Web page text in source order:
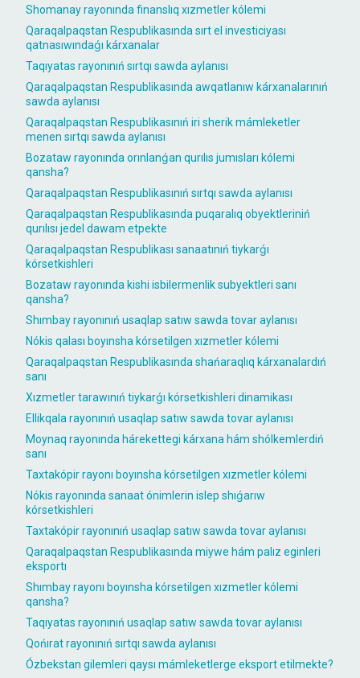
Shomanay rayonında finanslıq xızmetler kólemi
Qaraqalpaqstan Respublikasında sırt el investiciyası
qatnasıwındaǵı kárxanalar
Taqıyatas rayonınıń sırtqı sawda aylanısı
Qaraqalpaqstan Respublikasında awqatlanıw kárxanalarınıń
sawda aylanısı
Qaraqalpaqstan Respublikasınıń iri sherik mámleketler
menen sırtqı sawda aylanısı
Bozataw rayonında orınlanǵan qurılıs jumısları kólemi
qansha?
Qaraqalpaqstan Respublikasınıń sırtqı sawda aylanısı
Qaraqalpaqstan Respublikasında puqaralıq obyektleriniń
qurılısı jedel dawam etpekte
Qaraqalpaqstan Respublikası sanaatınıń tiykarǵı
kórsetkishleri
Bozataw rayonında kishi isbilermenlik subyektleri sanı
qansha?
Shımbay rayonınıń usaqlap satıw sawda tovar aylanısı
Nókis qalası boyınsha kórsetilgen xızmetler kólemi
Qaraqalpaqstan Respublikasında shańaraqlıq kárxanalardıń
sanı
Xızmetler tarawınıń tiykarǵı kórsetkishleri dinamikası
Ellikqala rayonınıń usaqlap satıw sawda tovar aylanısı
Moynaq rayonında hárekettegi kárxana hám shólkemlerdiń
sanı
Taxtakópir rayonı boyınsha kórsetilgen xızmetler kólemi
Nókis rayonında sanaat ónimlerin islep shıǵarıw
kórsetkishleri
Taxtakópir rayonınıń usaqlap satıw sawda tovar aylanısı
Qaraqalpaqstan Respublikasında miywe hám palız eginleri
eksportı
Shımbay rayonı boyınsha kórsetilgen xızmetler kólemi
qansha?
Taqıyatas rayonınıń usaqlap satıw sawda tovar aylanısı
Qońırat rayonınıń sırtqı sawda aylanısı
Ózbekstan gilemleri qaysı mámleketlerge eksport etilmekte?